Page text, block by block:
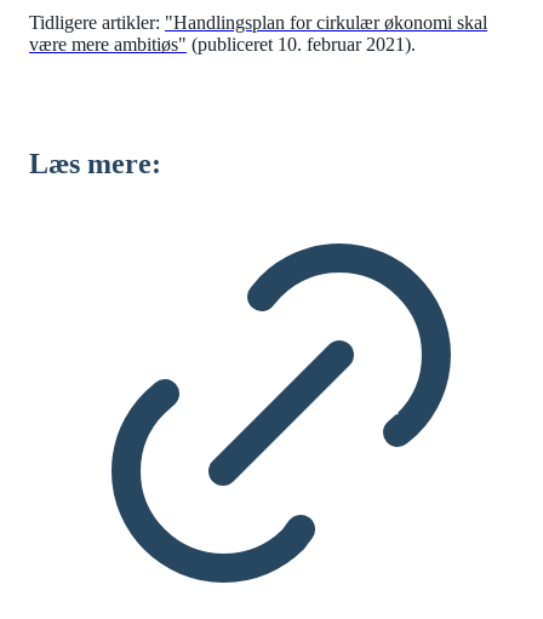
Tidligere artikler: "Handlingsplan for cirkulær økonomi skal
være mere ambitiøs" (publiceret 10. februar 2021).
Læs mere: